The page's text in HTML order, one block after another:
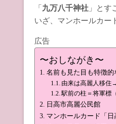
「 九万八千神社 」とす
いざ、マンホールカー
広告
〜おしながき〜
名前も見た目も特徴的
由来は高麗人移住
駅前の柱＝将軍標
日高市高麗公民館
マンホールカード「日